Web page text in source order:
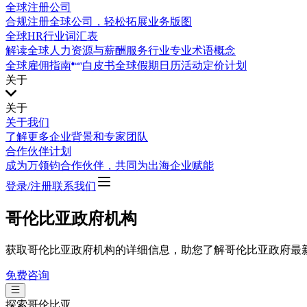
全球注册公司
合规注册全球公司，轻松拓展业务版图
全球HR行业词汇表
解读全球人力资源与薪酬服务行业专业术语概念
全球雇佣指南
白皮书全球假期日历活动定价计划
关于
关于
关于我们
了解更多企业背景和专家团队
合作伙伴计划
成为万领钧合作伙伴，共同为出海企业赋能
登录/注册联系我们
哥伦比亚政府机构
获取哥伦比亚政府机构的详细信息，助您了解哥伦比亚政府最
免费咨询